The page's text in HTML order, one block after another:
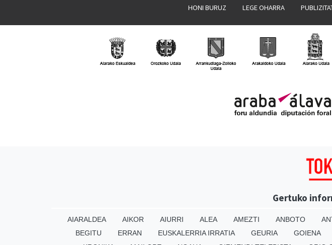
HONI BURUZ LEGE OHARRA
Gertuko
AIARALDEA AIKOR AIURRI ALEA AMEZTI ANBOTO
BEGITU
ERRAN EUSKALERRIA IRRATIA GEURIA GOIENA